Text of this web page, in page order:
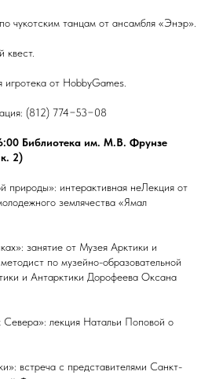
чукотским танцам от ансамбля «Энэр».
от HobbyGames.
(812) 774−53−08
Библиотека им. М.В. Фрунзе
2)
природы»: интерактивная неЛекция от
землячества «Ямал
занятие от Музея Арктики и
по музейно-образовательной
и Антарктики Дорофеева Оксана
лекция Натальи Поповой о
встреча с представителями Санкт-